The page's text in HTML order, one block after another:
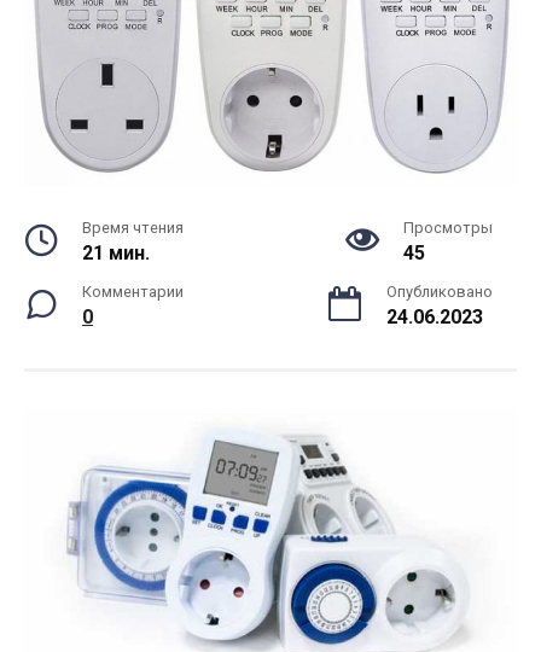
Время чтения
21 мин.
Просмотры
45
Комментарии
0
Опубликовано
24.06.2023